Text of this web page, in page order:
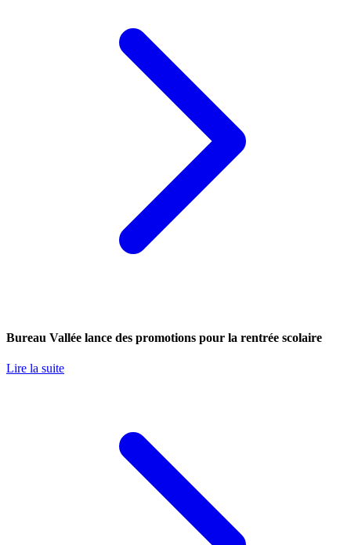
Bureau Vallée lance des promotions pour la rentrée scolaire
Lire la suite